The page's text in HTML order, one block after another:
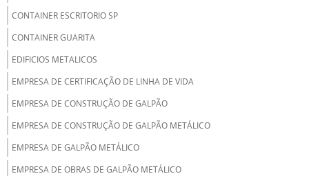
CONTAINER ESCRITORIO SP
CONTAINER GUARITA
EDIFICIOS METALICOS
EMPRESA DE CERTIFICAÇÃO DE LINHA DE VIDA
EMPRESA DE CONSTRUÇÃO DE GALPÃO
EMPRESA DE CONSTRUÇÃO DE GALPÃO METÁLICO
EMPRESA DE GALPÃO METÁLICO
EMPRESA DE OBRAS DE GALPÃO METÁLICO